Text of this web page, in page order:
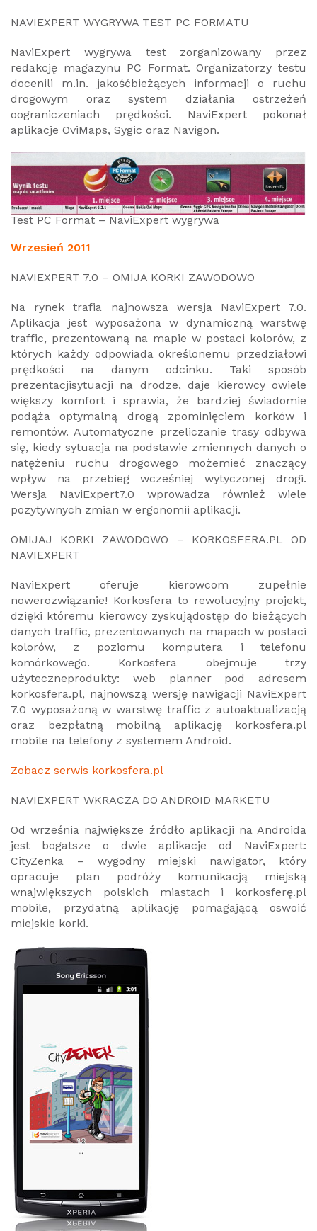
NAVIEXPERT WYGRYWA TEST PC FORMATU
NaviExpert wygrywa test zorganizowany przez
redakcję magazynu PC Format. Organizatorzy testu
docenili m.in. jakośćbieżących informacji o ruchu
drogowym oraz system działania ostrzeżeń
oograniczeniach prędkości. NaviExpert pokonał
aplikacje OviMaps, Sygic oraz Navigon.
Test PC Format – NaviExpert wygrywa
Wrzesień 2011
NAVIEXPERT 7.0 – OMIJA KORKI ZAWODOWO
Na rynek trafia najnowsza wersja NaviExpert 7.0.
Aplikacja jest wyposażona w dynamiczną warstwę
traffic, prezentowaną na mapie w postaci kolorów, z
których każdy odpowiada określonemu przedziałowi
prędkości na danym odcinku. Taki sposób
prezentacjisytuacji na drodze, daje kierowcy owiele
większy komfort i sprawia, że bardziej świadomie
podąża optymalną drogą zpominięciem korków i
remontów. Automatyczne przeliczanie trasy odbywa
się, kiedy sytuacja na podstawie zmiennych danych o
natężeniu ruchu drogowego możemieć znaczący
wpływ na przebieg wcześniej wytyczonej drogi.
Wersja NaviExpert7.0 wprowadza również wiele
pozytywnych zmian w ergonomii aplikacji.
OMIJAJ KORKI ZAWODOWO – KORKOSFERA.PL OD
NAVIEXPERT
NaviExpert oferuje kierowcom zupełnie
nowerozwiązanie! Korkosfera to rewolucyjny projekt,
dzięki któremu kierowcy zyskujądostęp do bieżących
danych traffic, prezentowanych na mapach w postaci
kolorów, z poziomu komputera i telefonu
komórkowego. Korkosfera obejmuje trzy
użyteczneprodukty: web planner pod adresem
korkosfera.pl, najnowszą wersję nawigacji NaviExpert
7.0 wyposażoną w warstwę traffic z autoaktualizacją
oraz bezpłatną mobilną aplikację korkosfera.pl
mobile na telefony z systemem Android.
Zobacz serwis korkosfera.pl
NAVIEXPERT WKRACZA DO ANDROID MARKETU
Od września największe źródło aplikacji na Androida
jest bogatsze o dwie aplikacje od NaviExpert:
CityZenka – wygodny miejski nawigator, który
opracuje plan podróży komunikacją miejską
wnajwiększych polskich miastach i korkosferę.pl
mobile, przydatną aplikację pomagającą oswoić
miejskie korki.